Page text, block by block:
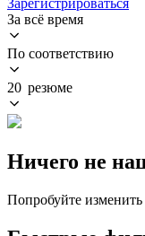
За всё время
По соответствию
20 резюме
Ничего не
Попробуйте